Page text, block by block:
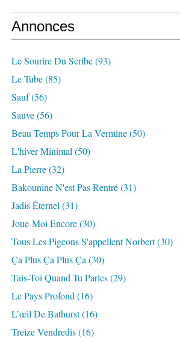
Annonces
Le Sourire Du Scribe(93)
Le Tube(85)
Sauf(56)
Sauve(56)
Beau Temps Pour La Vermine(50)
L'hiver Minimal (50)
La Pierre(32)
Bakounine N'est Pas Rentré(31)
Jadis Éternel (31)
Joue-Moi Encore(30)
Tous Les Pigeons S'appellent Norbert(30)
Ça Plus Ça Plus Ça (30)
Tais-Toi Quand Tu Parles(29)
Le Pays Profond (16)
L’œil De Bathurst(16)
Treize Vendredis(16)